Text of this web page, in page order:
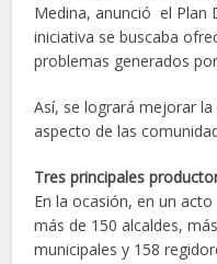
Medina, anunció el Plan
iniciativa se buscaba
problemas generados
Así, se logrará mejorar
aspecto de las
Tres principales
En la ocasión, en un
más de 150 alcaldes,
municipales y 158